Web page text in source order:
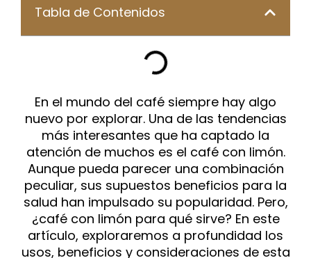
Tabla de Contenidos
En el mundo del café siempre hay algo
nuevo por explorar. Una de las tendencias
más interesantes que ha captado la
atención de muchos es el café con limón.
Aunque pueda parecer una combinación
peculiar, sus supuestos beneficios para la
salud han impulsado su popularidad. Pero,
¿café con limón para qué sirve? En este
artículo, exploraremos a profundidad los
usos, beneficios y consideraciones de esta